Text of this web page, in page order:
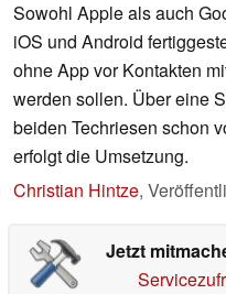
Sowohl Apple als auch
iOS und Android
ohne App vor Kontakten
werden sollen. Über eine
beiden Techriesen schon
erfolgt die Umsetzung.
Christian Hintze,
Jetzt